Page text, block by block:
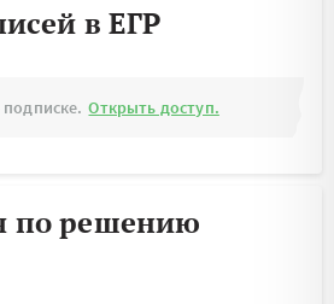
в ЕГР
Открыть доступ.
по решению